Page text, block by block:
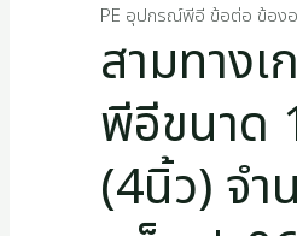
PE อุปกรณ์พีอี ข้อต่อ ข้อง
สามทางเ
พีอีขนาด
(4นิ้ว) จ